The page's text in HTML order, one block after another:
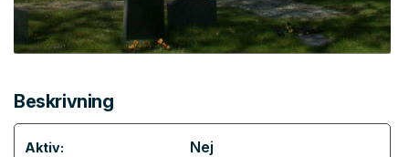
Beskrivning
Aktiv: Nej